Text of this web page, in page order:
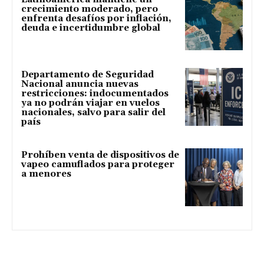
crecimiento moderado, pero
enfrenta desafíos por inflación,
deuda e incertidumbre global
Departamento de Seguridad
Nacional anuncia nuevas
restricciones: indocumentados
ya no podrán viajar en vuelos
nacionales, salvo para salir del
país
Prohíben venta de dispositivos de
vapeo camuflados para proteger
a menores